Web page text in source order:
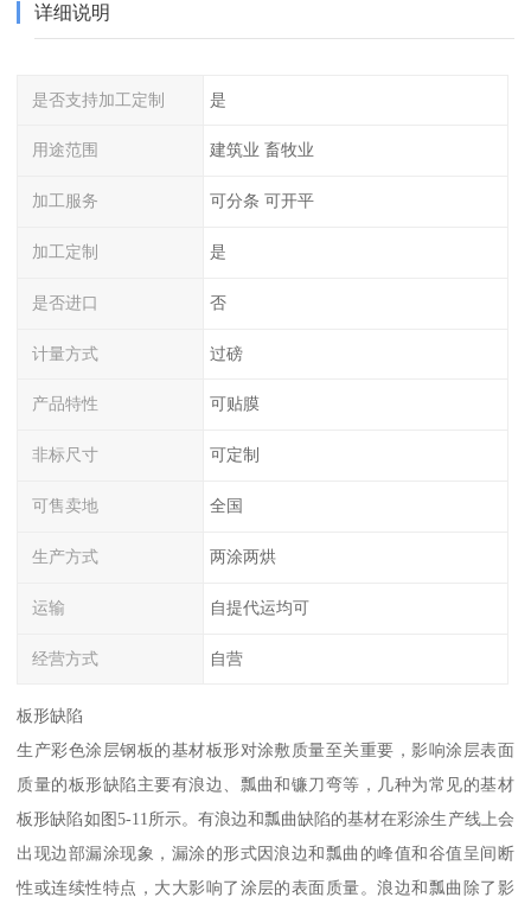
详细说明
是否支持加工定制 是
用途范围 建筑业 畜牧业
加工服务 可分条 可开平
加工定制 是
是否进口 否
计量方式 过磅
产品特性 可贴膜
非标尺寸 可定制
可售卖地 全国
生产方式 两涂两烘
运输 自提代运均可
经营方式 自营
板形缺陷
生产彩色涂层钢板的基材板形对涂敷质量至关重要，影响涂层表面
质量的板形缺陷主要有浪边、瓢曲和镰刀弯等，几种为常见的基材
板形缺陷如图5-11所示。有浪边和瓢曲缺陷的基材在彩涂生产线上会
出现边部漏涂现象，漏涂的形式因浪边和瓢曲的峰值和谷值呈间断
性或连续性特点，大大影响了涂层的表面质量。浪边和瓢曲除了影